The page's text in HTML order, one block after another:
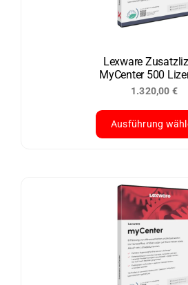
Optionen
können
der
Produktseite
gewählt
werden
Lexware
MyCenter 500
1.320,00 €
Ausführung
weist
mehrere
Varianten
Optionen